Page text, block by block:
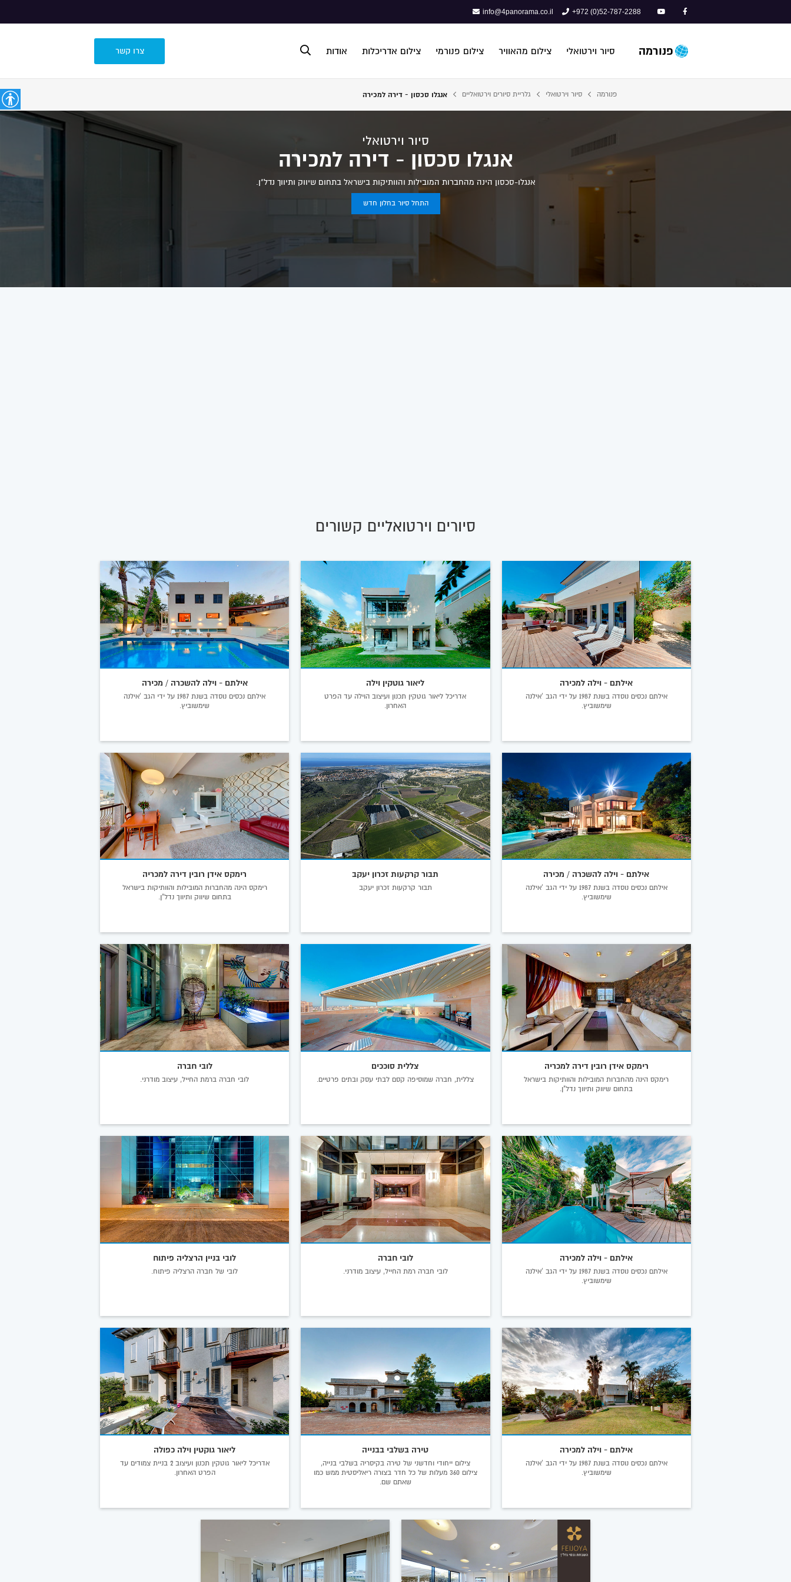
+972 (0)52-787-2288
info@4panorama.co.il
פנורמה סיור וירטואלי צילום מהאוויר צילום פנורמי צילום אדריכלות אודות צרו קשר
פנורמה סיור וירטואלי גלריית סיורים וירטואליים אנגלו סכסון - דירה למכירה
סיור וירטואלי
אנגלו סכסון - דירה למכירה
אנגלו-סכסון הינה מהחברות המובילות והוותיקות בישראל בתחום שיווק ותיווך נדל"ן.
התחל סיור בחלון חדש
סיורים וירטואליים קשורים
אילתם - וילה למכירה
אילתם נכסים נוסדה בשנת 1987 על ידי הגב 'אילנה
שימשוביץ.
ליאור גוטקין וילה
אדריכל ליאור גוטקין תכנון ועיצוב הוילה עד הפרט
האחרון.
אילתם - וילה להשכרה / מכירה
אילתם נכסים נוסדה בשנת 1987 על ידי הגב 'אילנה
שימשוביץ.
אילתם - וילה להשכרה / מכירה
אילתם נכסים נוסדה בשנת 1987 על ידי הגב 'אילנה
שימשוביץ.
תבור קרקעות זכרון יעקב
תבור קרקעות זכרון יעקב
רימקס אידן רובין דירה למכריה
רימקס הינה מהחברות המובילות והוותיקות בישראל
בתחום שיווק ותיווך נדל"ן.
רימקס אידן רובין דירה למכריה
רימקס הינה מהחברות המובילות והוותיקות בישראל
בתחום שיווק ותיווך נדל"ן.
צללית סוככים
צללית, חברה שמוסיפה קסם לבתי עסק ובתים פרטיים.
לובי חברה
לובי חברה ברמת החייל, עיצוב מודרני.
אילתם - וילה למכירה
אילתם נכסים נוסדה בשנת 1987 על ידי הגב 'אילנה
שימשוביץ.
לובי חברה
לובי חברה רמת החייל, עיצוב מודרני.
לובי בניין הרצליה פיתוח
לובי של חברה הרצליה פיתוח.
אילתם - וילה למכירה
אילתם נכסים נוסדה בשנת 1987 על ידי הגב 'אילנה
שימשוביץ.
טירה בשלבי בבנייה
צילום ייחודי וחדשני של טירה בקיסריה בשלבי בנייה,
צילום 360 מעלות של כל חדר בצורה ריאליסטית ממש כמו
שאתם שם.
ליאור גוקטין וילה כפולה
אדריכל ליאור גוטקין תכנון ועיצוב 2 בניית צמודים עד
הפרט האחרון.